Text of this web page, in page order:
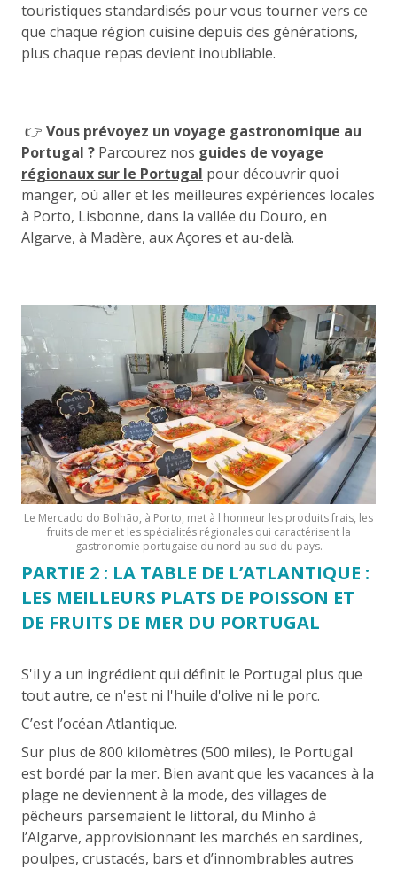
touristiques standardisés pour vous tourner vers ce
que chaque région cuisine depuis des générations,
plus chaque repas devient inoubliable.
👉 Vous prévoyez un voyage gastronomique au
Portugal ? Parcourez nos guides de voyage
régionaux sur le Portugal pour découvrir quoi
manger, où aller et les meilleures expériences locales
à Porto, Lisbonne, dans la vallée du Douro, en
Algarve, à Madère, aux Açores et au-delà.
Le Mercado do Bolhão, à Porto, met à l'honneur les produits frais, les
fruits de mer et les spécialités régionales qui caractérisent la
gastronomie portugaise du nord au sud du pays.
PARTIE 2 : LA TABLE DE L’ATLANTIQUE :
LES MEILLEURS PLATS DE POISSON ET
DE FRUITS DE MER DU PORTUGAL
S'il y a un ingrédient qui définit le Portugal plus que
tout autre, ce n'est ni l'huile d'olive ni le porc.
C’est l’océan Atlantique.
Sur plus de 800 kilomètres (500 miles), le Portugal
est bordé par la mer. Bien avant que les vacances à la
plage ne deviennent à la mode, des villages de
pêcheurs parsemaient le littoral, du Minho à
l’Algarve, approvisionnant les marchés en sardines,
poulpes, crustacés, bars et d’innombrables autres